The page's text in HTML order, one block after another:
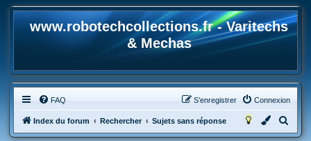
www.robotechcollections.fr - Varitechs
& Mechas
FAQ Connexion
S’enregistrer
Index du forum Rechercher Sujets sans réponse
e